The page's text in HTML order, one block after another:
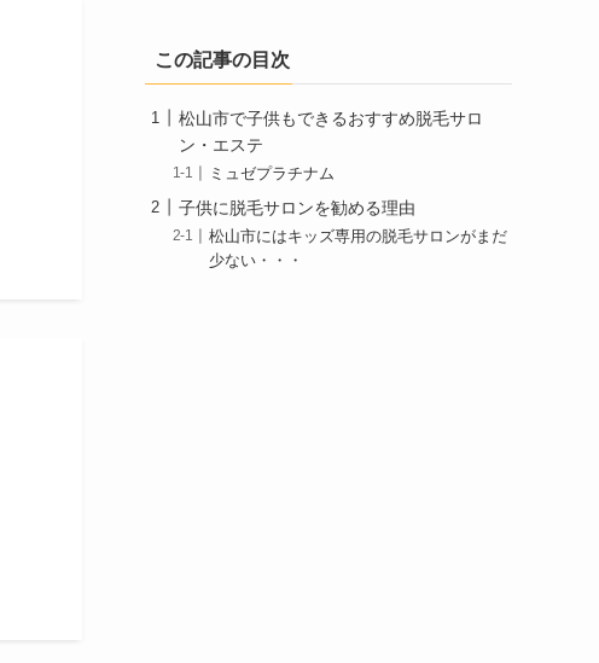
この記事の目次
松山市で子供もできるおすすめ脱毛サロ
ン・エステ
ミュゼプラチナム
子供に脱毛サロンを勧める理由
松山市にはキッズ専用の脱毛サロンがまだ
少ない・・・